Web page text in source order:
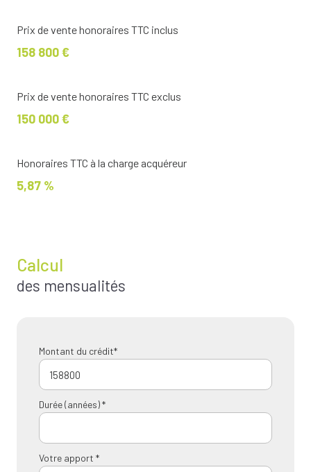
Prix de vente honoraires TTC inclus
158 800 €
Prix de vente honoraires TTC exclus
150 000 €
Honoraires TTC à la charge acquéreur
5,87 %
Calcul
des mensualités
Montant du crédit*
Durée (années) *
Votre apport *